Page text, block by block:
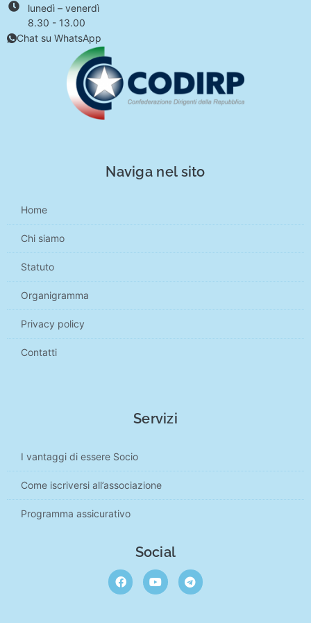
lunedì – venerdì
8.30 - 13.00
Chat su WhatsApp
Naviga nel sito
Home
Chi siamo
Statuto
Organigramma
Privacy policy
Contatti
Servizi
I vantaggi di essere Socio
Come iscriversi all’associazione
Programma assicurativo
Social